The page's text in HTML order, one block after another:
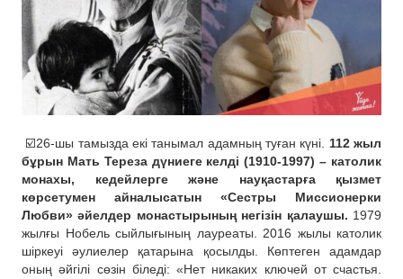
☑️26-шы тамызда екі танымал адамның туған күні. 112 жыл
бұрын Мать Тереза дүниеге келді (1910-1997) – католик
монахы, кедейлерге және науқастарға қызмет
көрсетумен айналысатын «Сестры Миссионерки
Любви» әйелдер монастырының негізін қалаушы. 1979
жылғы Нобель сыйлығының лауреаты. 2016 жылы католик
шіркеуі әулиелер қатарына қосылды. Көптеген адамдар
оның әйгілі сөзін біледі: «Нет никаких ключей от счастья.